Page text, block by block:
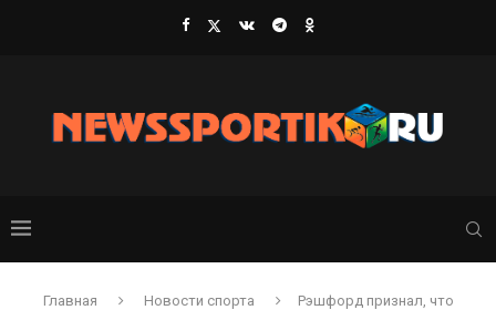
Главная Новости спорта
Рэшфорд признал, что